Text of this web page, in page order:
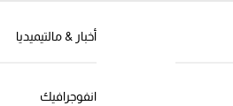
أخبار & مالتيميديا
انفوجرافيك